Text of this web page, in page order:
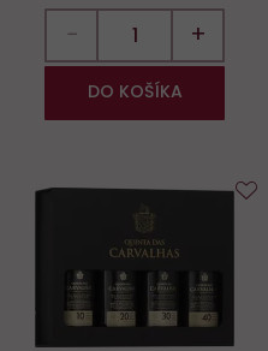
− +
DO KOŠÍKA